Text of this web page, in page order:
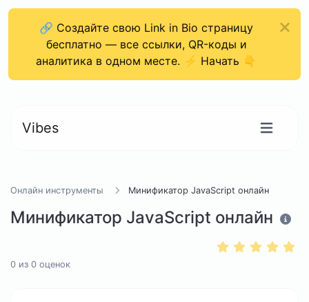
🔗 Создайте свою Link in Bio страницу
бесплатно — все ссылки, QR-коды и
аналитика в одном месте. ⚡ Начать 👇
Vibes
Онлайн инструменты Минификатор JavaScript онлайн
Минификатор JavaScript онлайн
0 из 0 оценок